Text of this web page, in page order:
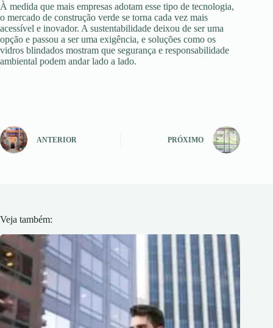
À medida que mais empresas adotam esse tipo de tecnologia,
o mercado de construção verde se torna cada vez mais
acessível e inovador. A sustentabilidade deixou de ser uma
opção e passou a ser uma exigência, e soluções como os
vidros blindados mostram que segurança e responsabilidade
ambiental podem andar lado a lado.
ANTERIOR PRÓXIMO
Veja também: